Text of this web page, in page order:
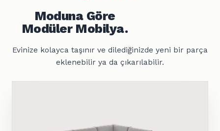
Moduna Göre
Modüler Mobilya.
Evinize kolayca taşınır ve dilediğinizde yeni bir parça
eklenebilir ya da çıkarılabilir.